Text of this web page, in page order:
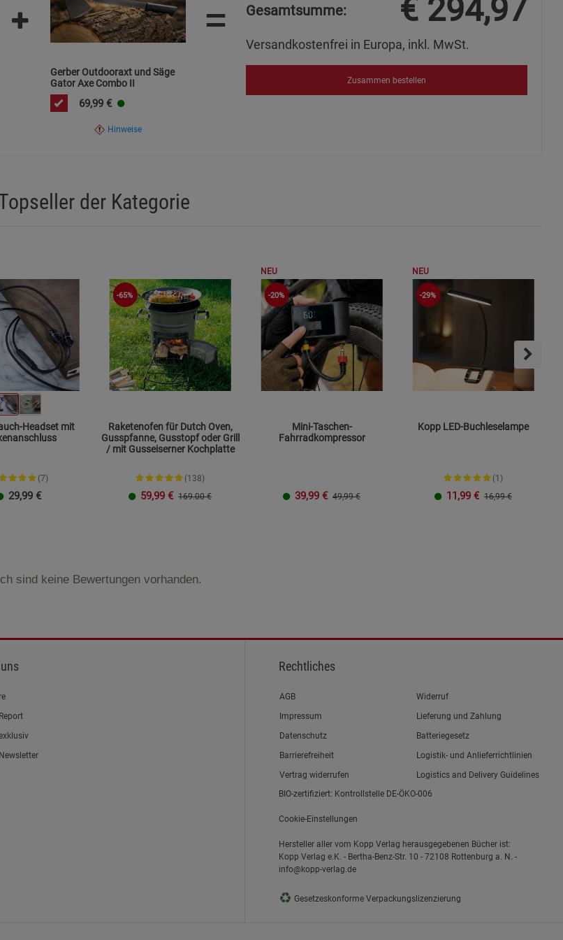
Gerber Outdooraxt und Säge
Gator Axe Combo II
69,99 €
Hinweise
= Gesamtsumme: € 294,97
Versandkostenfrei in Europa, inkl. MwSt.
Zusammen bestellen
der Kategorie
Headset mit
(7)
29,99 €
-65%
Raketenofen für Dutch Oven,
Gusspfanne, Gusstopf oder Grill
/ mit Gusseiserner Kochplatte
(138)
59,99 € 169.00 €
NEU
-20%
Mini-Taschen-
Fahrradkompressor
39,99 € 49,99 €
NEU
-29%
Kopp LED-Buchleselampe
(1)
11,99 € 16,99 €
sind keine Bewertungen vorhanden.
Rechtliches
Link zum/zur
AGB
Link zum/zur
Impressum
Link zum/zur
Datenschutz
Link zum/zur
Barrierefreiheit
Vertrag widerrufen
Widerruf
Lieferung und Zahlung
Batteriegesetz
Logistik- und Anlieferrichtlinien
Logistics and Delivery Guidelines
BIO-zertifiziert: Kontrollstelle DE-ÖKO-006
Cookie-Einstellungen
Hersteller aller vom Kopp Verlag herausgegebenen Bücher ist:
Kopp Verlag e.K. - Bertha-Benz-Str. 10 - 72108 Rottenburg a. N. -
info@kopp-verlag.de
♻ Gesetzeskonforme Verpackungslizenzierung
Cookies (3) Marketing Cookies
Marketing Cookies